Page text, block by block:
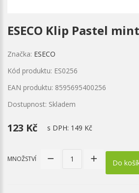
ESECO Klip Pastel mint
Značka: ESECO
Kód produktu: ES0256
EAN produktu: 8595695400256
Dostupnost: Skladem
123 Kč s DPH: 149 Kč
MNOŽSTVÍ Do